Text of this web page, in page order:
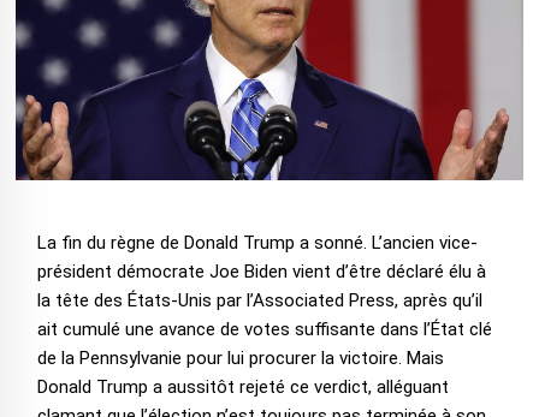
La fin du règne de Donald Trump a sonné. L’ancien vice-
président démocrate Joe Biden vient d’être déclaré élu à
la tête des États-Unis par l’Associated Press, après qu’il
ait cumulé une avance de votes suffisante dans l’État clé
de la Pennsylvanie pour lui procurer la victoire. Mais
Donald Trump a aussitôt rejeté ce verdict, alléguant